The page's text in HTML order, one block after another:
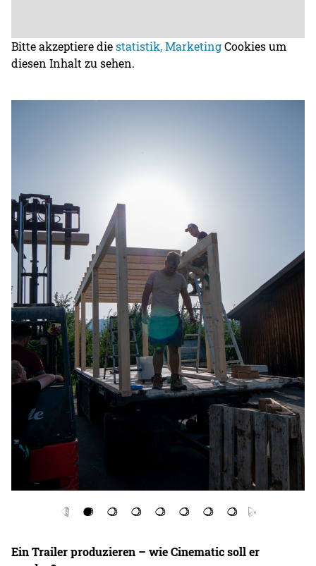
Bitte akzeptiere diestatistik, MarketingCookies um
diesen Inhalt zu sehen.
Ein Trailer produzieren – wie Cinematic soll er